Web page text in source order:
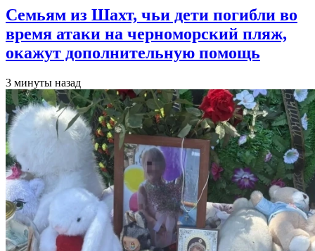
Семьям из Шахт, чьи дети погибли во
время атаки на черноморский пляж,
окажут дополнительную помощь
3 минуты назад